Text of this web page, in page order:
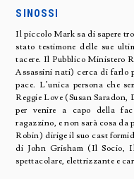
SINOSSI
Il piccolo Mark sa di sapere
stato testimone delle sue
tacere. Il Pubblico Ministero
Assassini nati) cerca di farlo
pace. L’unica persona che
Reggie Love (Susan
per venire a capo della
ragazzino, e non sarà cosa da
Robin) dirige il suo cast
di John Grisham (Il Socio,
spettacolare, elettrizzante e